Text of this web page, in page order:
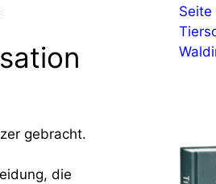
gebracht.
die
Seite